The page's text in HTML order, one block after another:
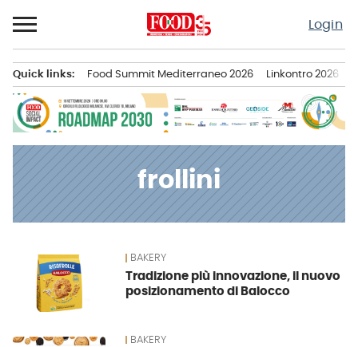
al
contenuto
Login
principale
Quick links: Food Summit Mediterraneo 2026 Linkontro 2026
frollini
News BAKERY
Tradizione più innovazione, il nuovo
posizionamento di Balocco
BAKERY